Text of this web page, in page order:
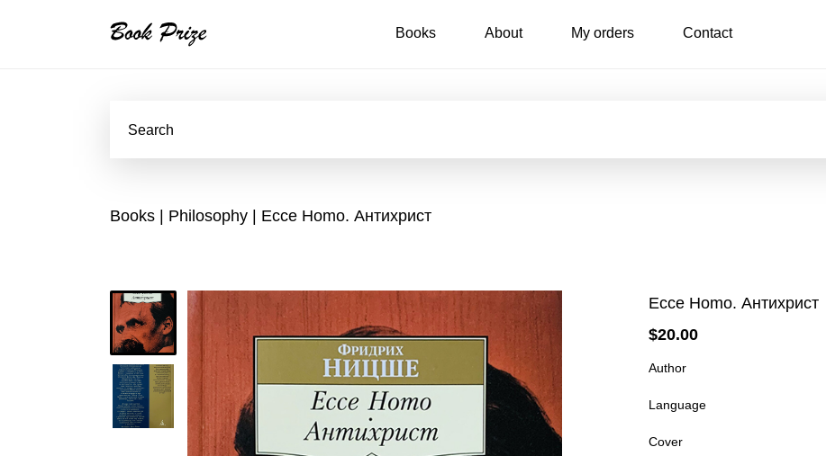
Books About My orders Contact
Books | Philosophy | Ecce Homo. Антихрист
Ecce Homo. Антихрист
$20.00
Author
Language
Cover